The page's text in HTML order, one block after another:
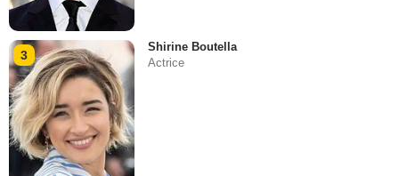
3
Shirine Boutella
Actrice